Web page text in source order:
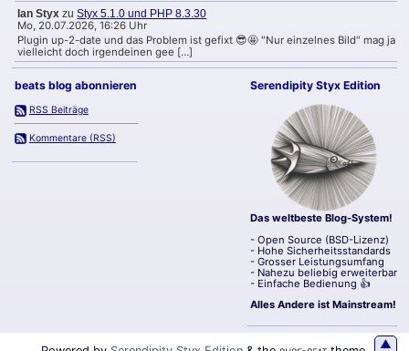
Ian Styx zuStyx 5.1.0 und PHP 8.3.30
Mo, 20.07.2026, 16:26 Uhr
Plugin up-2-date und das Problem ist gefixt 😎🤩 "Nur einzelnes Bild" mag ja
vielleicht doch irgendeinen gee […]
beats blog abonnieren
RSS Beiträge
Kommentare (RSS)
Serendipity Styx Edition
Das weltbeste Blog-System!
- Open Source (BSD-Lizenz)
- Hohe Sicherheitsstandards
- Grosser Leistungsumfang
- Nahezu beliebig erweiterbar
- Einfache Bedienung 👍
Alles Andere ist Mainstream!
▲